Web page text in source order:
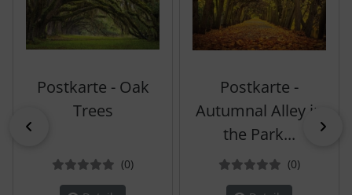
Postkarte - Oak
Trees
(0Bewertungen
)
Postkarte -
Autumnal Alley in
the Park...
(0)